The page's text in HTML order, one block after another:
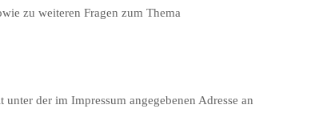
zu weiteren Fragen zum Thema
der im Impressum angegebenen Adresse an